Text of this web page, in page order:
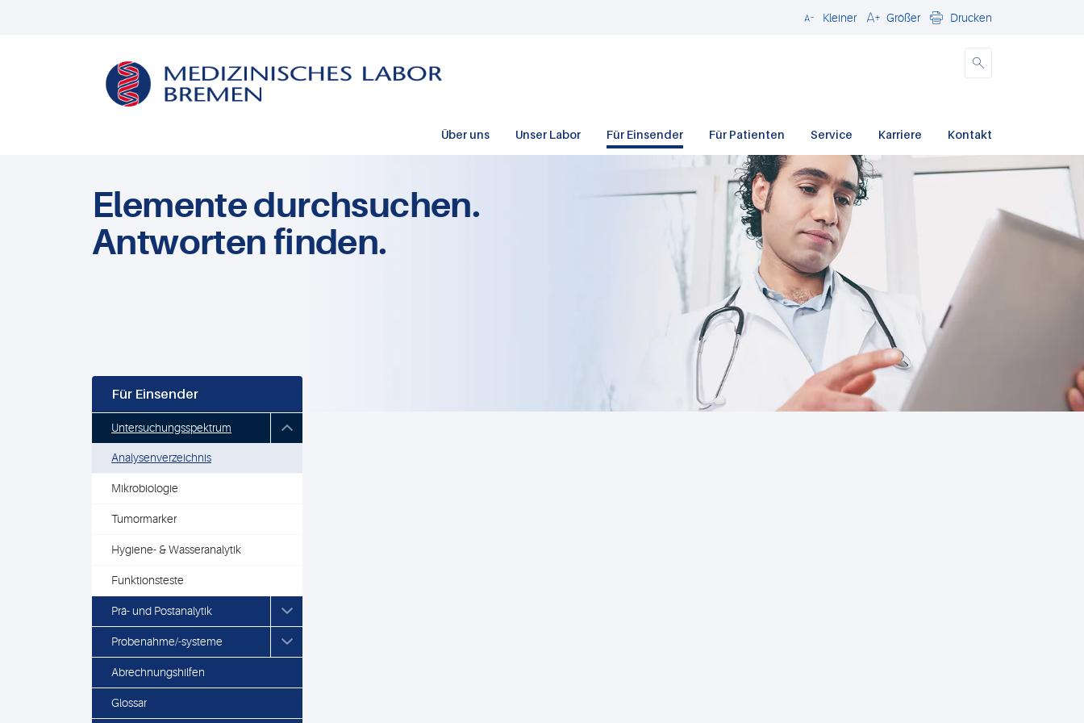
Schließen
Kleiner Größer Drucken
Über uns Unser Labor Für Einsender Für Patienten Service Karriere Kontakt
Elemente durchsuchen.
Antworten finden.
Für Einsender
Untersuchungsspektrum
Analysenverzeichnis
Mikrobiologie
Tumormarker
Hygiene- & Wasseranalytik
Funktionsteste
Prä- und Postanalytik
Probenahme/-systeme
Abrechnungshilfen
Glossar